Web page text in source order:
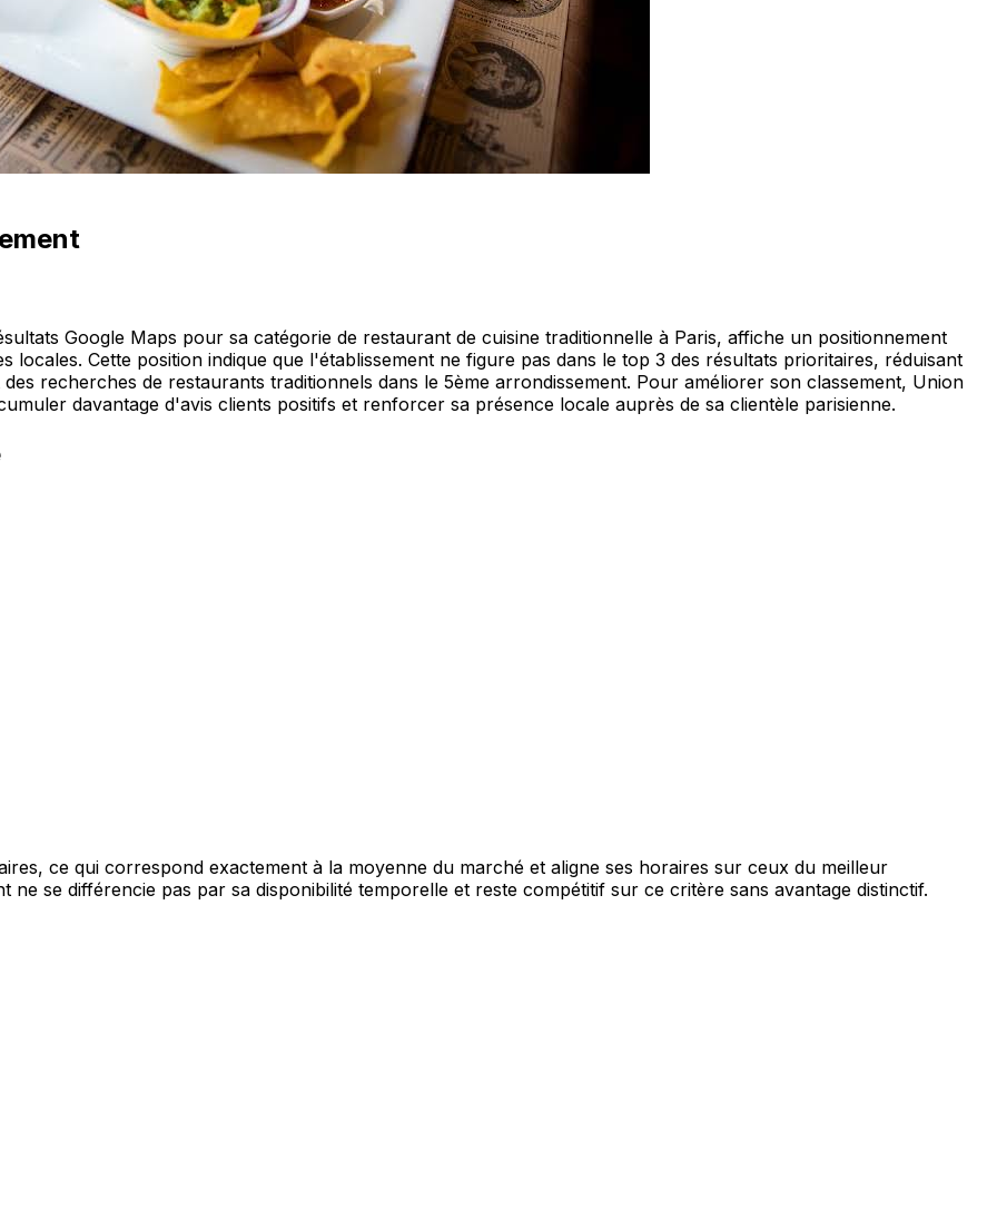
Google Maps pour sa catégorie de restaurant de cuisine traditionnelle à Paris, affiche un positionnement
locales. Cette position indique que l'établissement ne figure pas dans le top 3 des résultats prioritaires, réduisant
recherches de restaurants traditionnels dans le 5ème arrondissement. Pour améliorer son classement, Union
davantage d'avis clients positifs et renforcer sa présence locale auprès de sa clientèle parisienne.
ce qui correspond exactement à la moyenne du marché et aligne ses horaires sur ceux du meilleur
se différencie pas par sa disponibilité temporelle et reste compétitif sur ce critère sans avantage distinctif.